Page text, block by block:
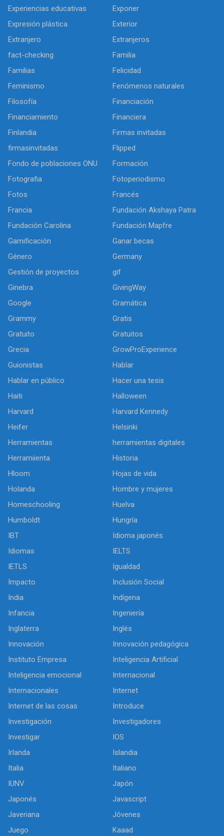
Experiencias educativas
Exponer
Expresión plástica
Exterior
Extranjero
Extranjeros
fact-checking
Familia
Familias
Felicidad
Feminismo
Fenómenos naturales
Filosofía
Financiación
Financiamiento
Financiera
Finlandia
Firmas invitadas
firmasinvitadas
Flipped
Fondo de poblaciones ONU
Formación
Fotografia
Fotoperiodismo
Fotos
Francés
Francia
Fundación Akshaya Patra
Fundación Carolina
Fundación Mapfre
Gamificación
Ganar becas
Género
Germany
Gestión de proyectos
gif
Ginebra
GivingWay
Google
Gramática
Grammy
Gratis
Gratuito
Gratuitos
Grecia
GrowProExperience
Guionistas
Hablar
Hablar en público
Hacer una tesis
Haiti
Halloween
Harvard
Harvard Kennedy
Heifer
Helsinki
Herramientas
herramientas digitales
Herramiienta
Historia
Hloom
Hojas de vida
Holanda
Hombre y mujeres
Homeschooling
Huelva
Humboldt
Hungría
IBT
Idioma japonés
Idiomas
IELTS
IETLS
Igualdad
Impacto
Inclusión Social
India
Indígena
Infancia
Ingeniería
Inglaterra
Inglés
Innovación
Innovación pedagógica
Instituto Empresa
Inteligencia Artificial
Inteligencia emocional
Internacional
Internacionales
Internet
Internet de las cosas
Introduce
Investigación
Investigadores
Investigar
IOS
Irlanda
Islandia
Italia
Italiano
IUNV
Japón
Japonés
Javascript
Javeriana
Jóvenes
Juego
Kaaad